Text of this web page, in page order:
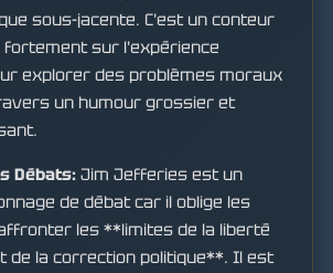
sous-jacente. C'est un conteur
fortement sur l'expérience
explorer des problèmes moraux
un humour grossier et
Débats: Jim Jefferies est un
de débat car il oblige les
les **limites de la liberté
de la correction politique**. Il est